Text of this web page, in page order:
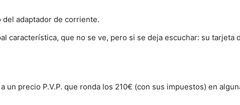
del adaptador de corriente.
característica, que no se ve, pero si se deja escuchar: su tarjeta
un precio P.V.P. que ronda los 210€ (con sus impuestos) en